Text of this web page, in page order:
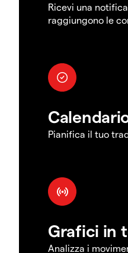
Ricevi una
raggiungono le
Pianifica il tuo
Grafici in
Analizza i